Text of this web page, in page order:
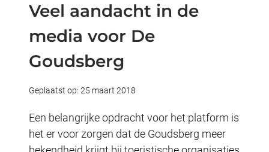
Veel aandacht in de
media voor De
Goudsberg
Geplaatst op: 25 maart 2018
Een belangrijke opdracht voor het platform is
het er voor zorgen dat de Goudsberg meer